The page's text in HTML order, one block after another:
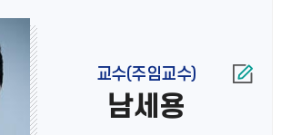
교수(주임교수)
남세용